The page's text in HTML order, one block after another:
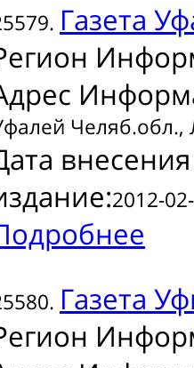
Газета
Челяб.обл.,
2012-
Газета